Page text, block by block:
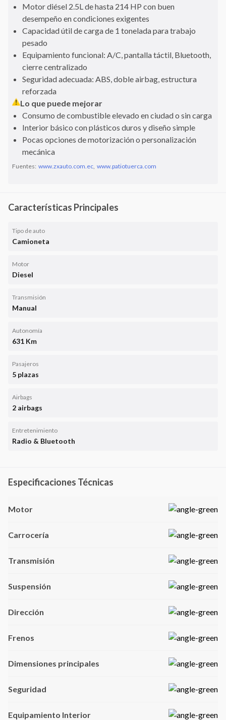
Motor diésel 2.5L de hasta 214 HP con buen
desempeño en condiciones exigentes
Capacidad útil de carga de 1 tonelada para trabajo
pesado
Equipamiento funcional: A/C, pantalla táctil, Bluetooth,
cierre centralizado
Seguridad adecuada: ABS, doble airbag, estructura
reforzada
Lo que puede mejorar
Consumo de combustible elevado en ciudad o sin carga
Interior básico con plásticos duros y diseño simple
Pocas opciones de motorización o personalización
mecánica
Fuentes: www.zxauto.com.ec, www.patiotuerca.com
Características Principales
Tipo de auto
Camioneta
Motor
Diesel
Transmisión
Manual
Autonomía
631 Km
Pasajeros
5 plazas
Airbags
2 airbags
Entretenimiento
Radio & Bluetooth
Especificaciones Técnicas
Motor
Carrocería
Transmisión
Suspensión
Dirección
Frenos
Dimensiones principales
Seguridad
Equipamiento Interior